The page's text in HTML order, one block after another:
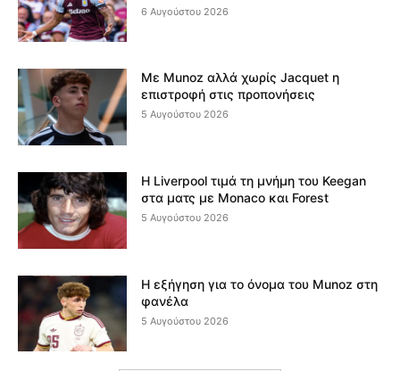
6 Αυγούστου 2026
Με Munoz αλλά χωρίς Jacquet η
επιστροφή στις προπονήσεις
5 Αυγούστου 2026
Η Liverpool τιμά τη μνήμη του Keegan
στα ματς με Monaco και Forest
5 Αυγούστου 2026
Η εξήγηση για το όνομα του Munoz στη
φανέλα
5 Αυγούστου 2026